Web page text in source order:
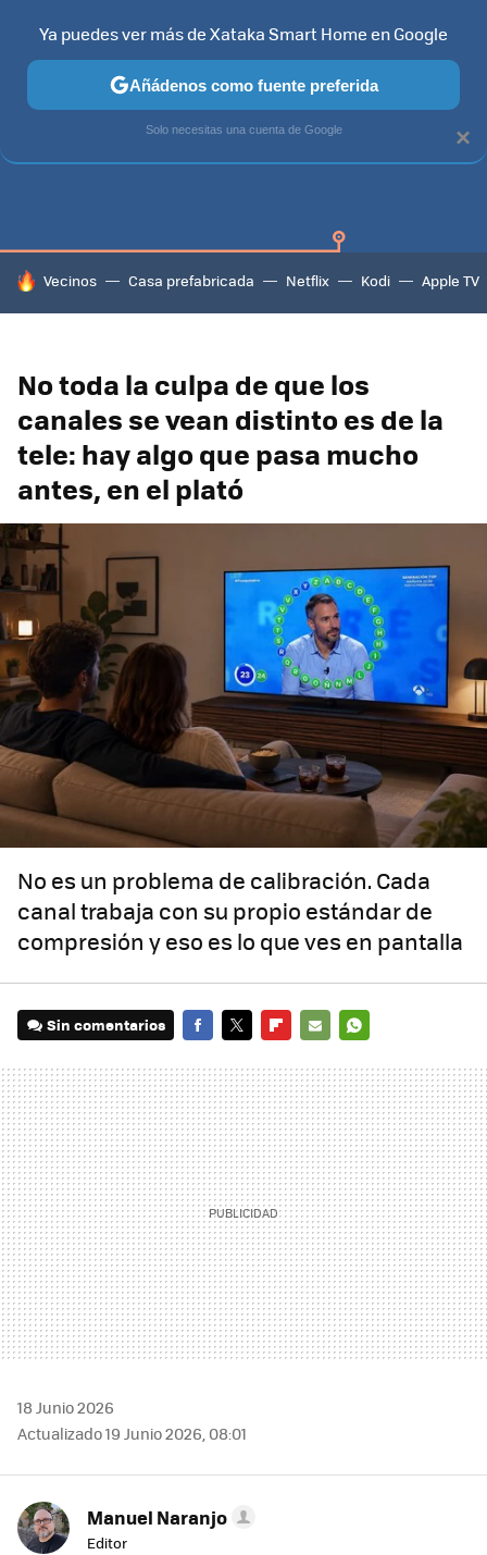
SAMSUNG SMART TV TIZEN SAMSUNG
HOY SE HABLA DE
Vecinos Casa prefabricada Netflix Kodi Apple TV
No toda la culpa de que los
canales se vean distinto es de la
tele: hay algo que pasa mucho
antes, en el plató
No es un problema de calibración. Cada
canal trabaja con su propio estándar de
compresión y eso es lo que ves en pantalla
Sin comentarios
MAIL
18 Junio 2026
Actualizado 19 Junio 2026, 08:01
Manuel Naranjo
Editor
×
Ya puedes ver más de Xataka Smart Home en Google
Añádenos como fuente preferida
Solo necesitas una cuenta de Google